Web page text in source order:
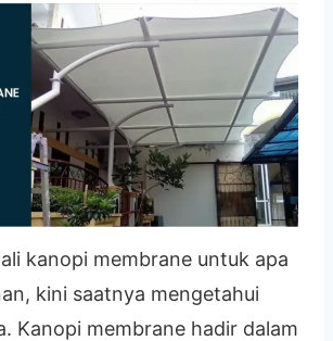
kanopi membrane untuk apa
kini saatnya mengetahui
Kanopi membrane hadir dalam